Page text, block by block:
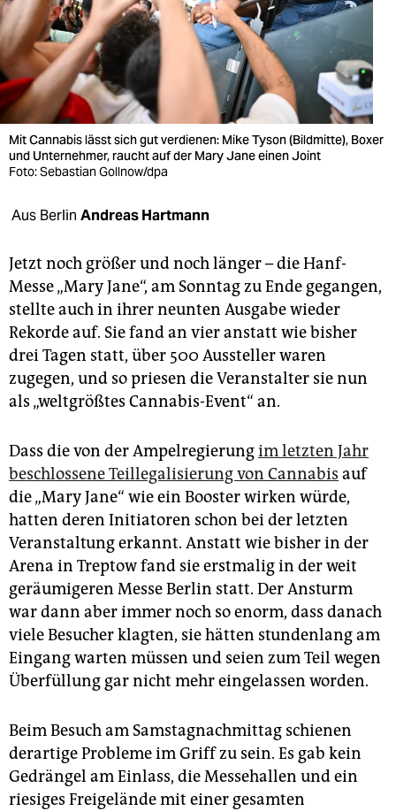
wahrheit
verlag
verlag
veranstaltungen
shop
abo
genossenschaft
epaper login
Mit Cannabis lässt sich gut verdienen: Mike Tyson (Bildmitte), Boxer
und Unternehmer, raucht auf der Mary Jane einen Joint
Foto: Sebastian Gollnow/dpa
Aus Berlin Andreas Hartmann
Jetzt noch größer und noch länger – die Hanf-
Messe „Mary Jane“, am Sonntag zu Ende gegangen,
stellte auch in ihrer neunten Ausgabe wieder
Rekorde auf. Sie fand an vier anstatt wie bisher
drei Tagen statt, über 500 Aussteller waren
zugegen, und so priesen die Veranstalter sie nun
als „weltgrößtes Cannabis-Event“ an.
Dass die von der Ampelregierungim letzten Jahr
beschlossene Teillegalisierung von Cannabis auf
die „Mary Jane“ wie ein Booster wirken würde,
hatten deren Initiatoren schon bei der letzten
Veranstaltung erkannt. Anstatt wie bisher in der
Arena in Treptow fand sie erstmalig in der weit
geräumigeren Messe Berlin statt. Der Ansturm
war dann aber immer noch so enorm, dass danach
viele Besucher klagten, sie hätten stundenlang am
Eingang warten müssen und seien zum Teil wegen
Überfüllung gar nicht mehr eingelassen worden.
Beim Besuch am Samstagnachmittag schienen
derartige Probleme im Griff zu sein. Es gab kein
Gedrängel am Einlass, die Messehallen und ein
riesiges Freigelände mit einer gesamten